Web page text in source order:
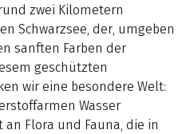
zwei Kilometern
Schwarzsee, der, umgeben
sanften Farben der
geschützten
wir eine besondere Welt:
Wasser
Flora und Fauna, die in